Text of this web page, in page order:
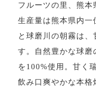
フルーツの里、熊
生産量は熊本県内
と球磨川の朝霧は
す。自然豊かな球磨
を100%使用。甘く
飲み口爽やかな本格